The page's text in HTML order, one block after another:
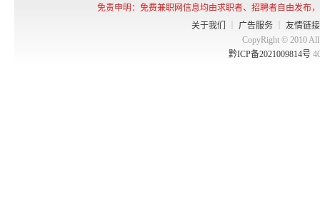
免责申明：免费兼职网信息均由求职者、招聘者自由发布
关于我们
广告服务
友情链接
CopyRight © 2010
黔ICP备2021009814号